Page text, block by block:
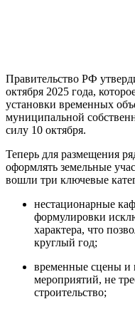
Правительство РФ
октября 2025 года,
установки временных
муниципальной
силу 10 октября.
Теперь для размещения
оформлять земельные
вошли три ключевые
нестационарные
формулировки
характера, что
круглый год;
временные сцены и
мероприятий, не
строительство;